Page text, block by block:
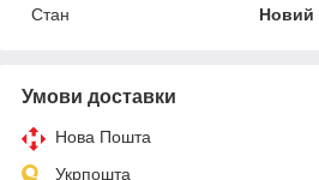
Стан
Новий
Умови доставки
Нова Пошта
Укрпошта